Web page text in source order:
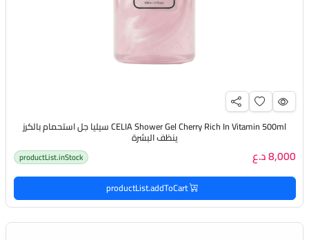
CELIA Shower Gel Cherry Rich In Vitamin 500ml سيليا جل استحمام بالكرز
ينظف البشرة
8,000 د.ع productList.inStock
productList.addToCart